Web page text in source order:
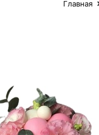
Главная